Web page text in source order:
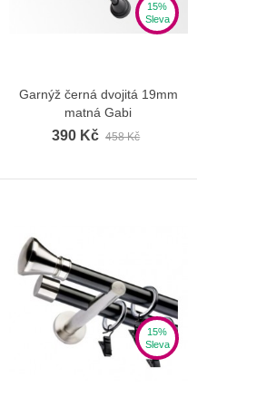
15%
Sleva
Zobrazit více
Garnýž černá dvojitá 19mm
matná Gabi
390 Kč 458 Kč
15%
Sleva